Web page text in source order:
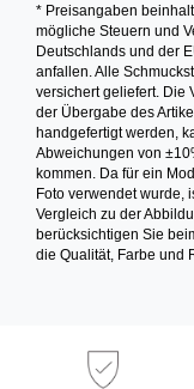
* Preisangaben
mögliche Steuern und
Deutschlands und der
anfallen. Alle
versichert geliefert. Die
der Übergabe des
handgefertigt werden,
Abweichungen von
kommen. Da für ein
Foto verwendet wurde,
Vergleich zu der
berücksichtigen Sie
die Qualität, Farbe und